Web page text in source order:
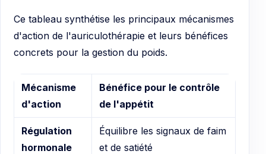
Ce tableau synthétise les principaux mécanismes
d'action de l'auriculothérapie et leurs bénéfices
concrets pour la gestion du poids.
Mécanisme
d'action
Bénéfice pour le contrôle
de l'appétit
Régulation
hormonale
Équilibre les signaux de faim
et de satiété